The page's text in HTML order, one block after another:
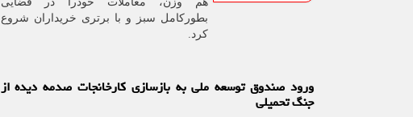
بطورکامل سبز و با برتری خریداران شروع
کرد.
ورود صندوق توسعه ملی به بازسازی کارخانجات صدمه دیده از
جنگ تحمیلی